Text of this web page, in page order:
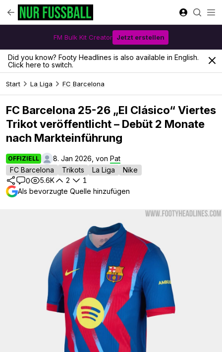
FM Bulk Kit Creator Jetzt erstellen
Did you know? Footy Headlines is also available in English.
Click here to switch.
Start La Liga FC Barcelona
FC Barcelona 25-26 „El Clásico“ Viertes
Trikot veröffentlicht – Debüt 2 Monate
nach Markteinführung
OFFIZIELL 8. Jan 2026, von Pat
FC Barcelona
Trikots La Liga
Nike
0
5.6K 2
1
Als bevorzugte Quelle hinzufügen